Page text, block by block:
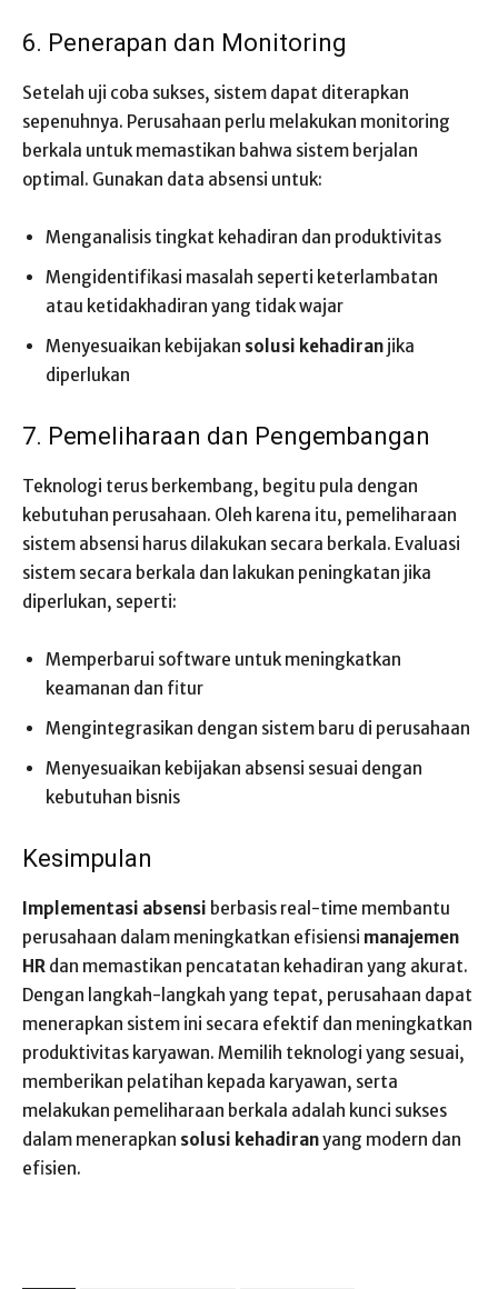
6. Penerapan dan Monitoring
Setelah uji coba sukses, sistem dapat diterapkan
sepenuhnya. Perusahaan perlu melakukan monitoring
berkala untuk memastikan bahwa sistem berjalan
optimal. Gunakan data absensi untuk:
Menganalisis tingkat kehadiran dan produktivitas
Mengidentifikasi masalah seperti keterlambatan
atau ketidakhadiran yang tidak wajar
Menyesuaikan kebijakan solusi kehadiran jika
diperlukan
7. Pemeliharaan dan Pengembangan
Teknologi terus berkembang, begitu pula dengan
kebutuhan perusahaan. Oleh karena itu, pemeliharaan
sistem absensi harus dilakukan secara berkala. Evaluasi
sistem secara berkala dan lakukan peningkatan jika
diperlukan, seperti:
Memperbarui software untuk meningkatkan
keamanan dan fitur
Mengintegrasikan dengan sistem baru di perusahaan
Menyesuaikan kebijakan absensi sesuai dengan
kebutuhan bisnis
Kesimpulan
Implementasi absensi berbasis real-time membantu
perusahaan dalam meningkatkan efisiensi manajemen
HR dan memastikan pencatatan kehadiran yang akurat.
Dengan langkah-langkah yang tepat, perusahaan dapat
menerapkan sistem ini secara efektif dan meningkatkan
produktivitas karyawan. Memilih teknologi yang sesuai,
memberikan pelatihan kepada karyawan, serta
melakukan pemeliharaan berkala adalah kunci sukses
dalam menerapkan solusi kehadiranyang modern dan
efisien.